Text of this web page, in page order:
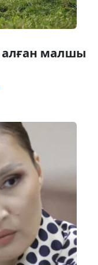
малшы